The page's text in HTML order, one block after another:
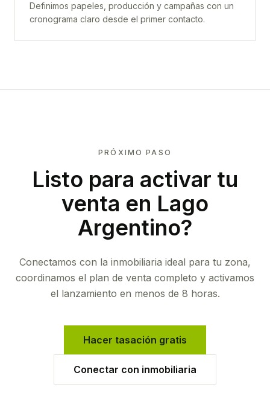
Definimos papeles, producción y campañas con un
cronograma claro desde el primer contacto.
PRÓXIMO PASO
Listo para activar tu
venta en Lago
Argentino?
Conectamos con la inmobiliaria ideal para tu zona,
coordinamos el plan de venta completo y activamos
el lanzamiento en menos de 8 horas.
Hacer tasación gratis
Conectar con inmobiliaria